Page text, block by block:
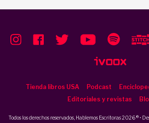
Tienda libros USA Podcast
Editoriales y revistas
Todos los derechos reservados, Hablemos Escritoras 2026 ® •